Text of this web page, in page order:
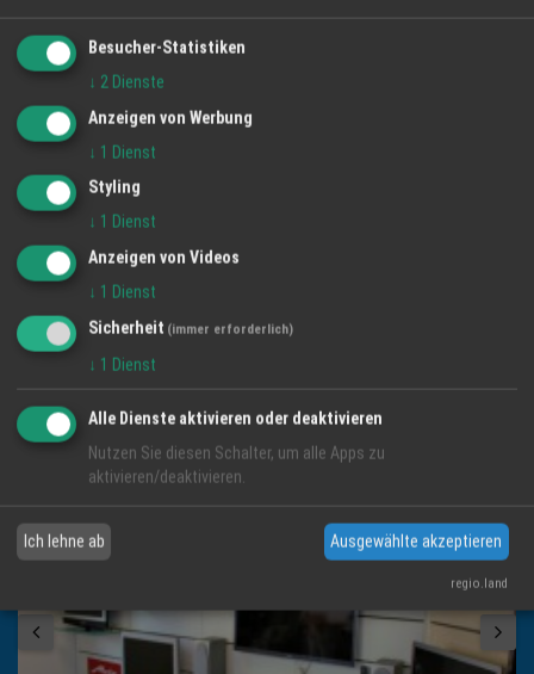
HappyTime24 Services GmbH
Lindenweg 23
61231 Bad Nauheim
Telefon: 06032 80108
Telefax: 06032 84590
Email: muenchen@ht24services.de
Impressum
BILDER DER REGION
Besucher-Statistiken
↓ 2 Dienste
Anzeigen von Werbung
↓ 1 Dienst
Styling
↓ 1 Dienst
Anzeigen von Videos
↓ 1 Dienst
Sicherheit (immer erforderlich)
↓ 1 Dienst
Alle Dienste aktivieren oder deaktivieren
Nutzen Sie diesen Schalter, um alle Apps zu
aktivieren/deaktivieren.
Ich lehne ab Ausgewählte akzeptieren
regio.land